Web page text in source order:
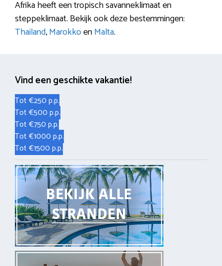
Afrika heeft een tropisch savanneklimaat en
steppeklimaat. Bekijk ook deze bestemmingen:
Thailand,MarokkoenMalta.
Vind een geschikte vakantie!
Tot €250 p.p.
Tot €500 p.p.
Tot €750 p.p.
Tot €1000 p.p.
Tot €1500 p.p.